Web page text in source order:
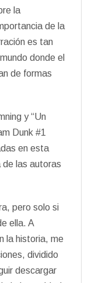
la
de la
es tan
donde el
de formas
y “Un
Dunk #1
en esta
las autoras
pero solo si
ella. A
la historia, me
dividido
descargar